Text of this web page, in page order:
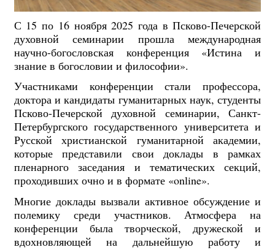
С 15 по 16 ноября 2025 года в Псково-Печерской
духовной семинарии прошла международная
научно-богословская конференция «Истина и
знание в богословии и философии».
Участниками конференции стали профессора,
доктора и кандидаты гуманитарных наук, студенты
Псково-Печерской духовной семинарии, Санкт-
Петербургского государственного университета и
Русской христианской гуманитарной академии,
которые представили свои доклады в рамках
пленарного заседания и тематических секций,
проходивших очно и в формате «online».
Многие доклады вызвали активное обсуждение и
полемику среди участников. Атмосфера на
конференции была творческой, дружеской и
вдохновляющей на дальнейшую работу и